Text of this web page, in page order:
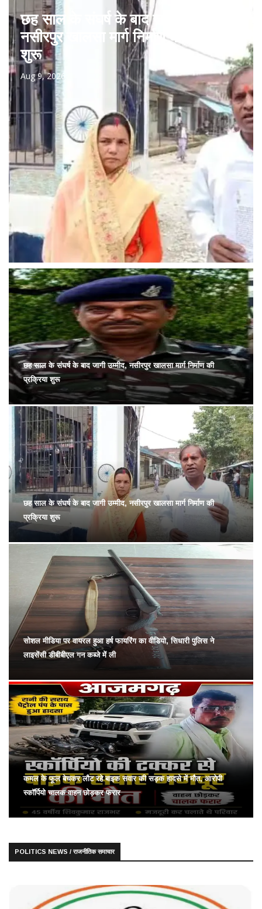
छह साल के संघर्ष के बाद जागी उम्मीद,
नसीरपुर खालसा मार्ग निर्माण की प्रक्रिया
शुरू
Aug 9, 2026
छह साल के संघर्ष के बाद जागी उम्मीद, नसीरपुर खालसा मार्ग निर्माण की
प्रक्रिया शुरू
छह साल के संघर्ष के बाद जागी उम्मीद, नसीरपुर खालसा मार्ग निर्माण की
प्रक्रिया शुरू
सोशल मीडिया पर वायरल हुआ हर्ष फायरिंग का वीडियो, सिधारी पुलिस ने
लाइसेंसी डीबीबीएल गन कब्जे में ली
कमल के फूल बेचकर लौट रहे बाइक सवार की सड़क हादसे में मौत, आरोपी
स्कॉर्पियो चालक वाहन छोड़कर फरार
POLITICS NEWS / राजनीतिक समाचार